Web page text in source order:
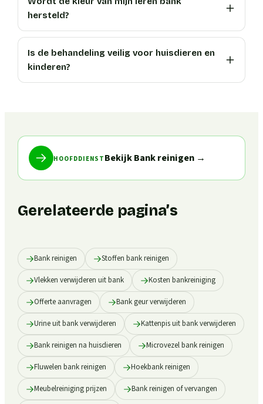
hersteld?
Is de behandeling veilig voor huisdieren en
kinderen?
HOOFDDIENST Bekijk Bank reinigen →
Gerelateerde pagina’s
Bank reinigen Stoffen bank reinigen
Vlekken verwijderen uit bank Kosten bankreiniging
Offerte aanvragen Bank geur verwijderen
Urine uit bank verwijderen Kattenpis uit bank verwijderen
Bank reinigen na huisdieren Microvezel bank reinigen
Fluwelen bank reinigen Hoekbank reinigen
Meubelreiniging prijzen Bank reinigen of vervangen